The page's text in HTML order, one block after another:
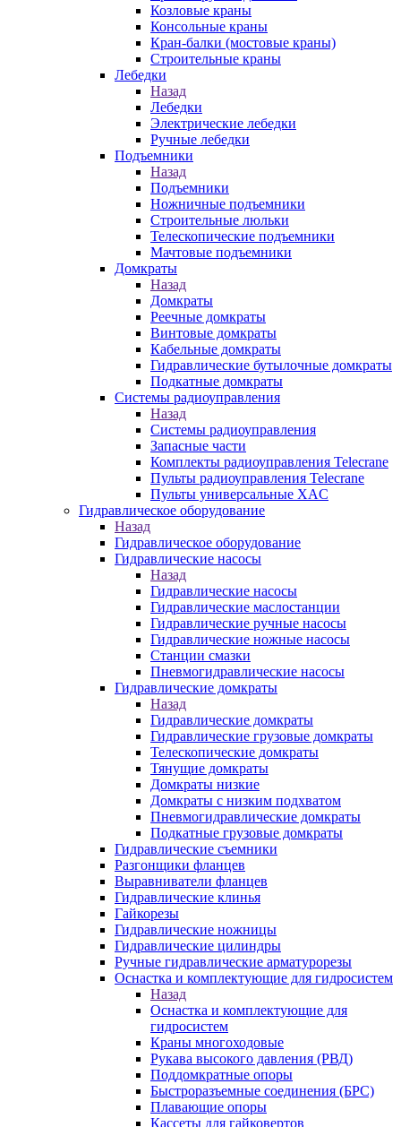
Козловые краны
Консольные краны
Кран-балки (мостовые краны)
Строительные краны
Лебедки
Назад
Лебедки
Электрические лебедки
Ручные лебедки
Подъемники
Назад
Подъемники
Ножничные подъемники
Строительные люльки
Телескопические подъемники
Мачтовые подъемники
Домкраты
Назад
Домкраты
Реечные домкраты
Винтовые домкраты
Кабельные домкраты
Гидравлические бутылочные домкраты
Подкатные домкраты
Системы радиоуправления
Назад
Системы радиоуправления
Запасные части
Комплекты радиоуправления Telecrane
Пульты радиоуправления Telecrane
Пульты универсальные XAC
Гидравлическое оборудование
Назад
Гидравлическое оборудование
Гидравлические насосы
Назад
Гидравлические насосы
Гидравлические маслостанции
Гидравлические ручные насосы
Гидравлические ножные насосы
Станции смазки
Пневмогидравлические насосы
Гидравлические домкраты
Назад
Гидравлические домкраты
Гидравлические грузовые домкраты
Телескопические домкраты
Тянущие домкраты
Домкраты низкие
Домкраты с низким подхватом
Пневмогидравлические домкраты
Подкатные грузовые домкраты
Гидравлические съемники
Разгонщики фланцев
Выравниватели фланцев
Гидравлические клинья
Гайкорезы
Гидравлические ножницы
Гидравлические цилиндры
Ручные гидравлические арматурорезы
Оснастка и комплектующие для гидросистем
Назад
Оснастка и комплектующие для
гидросистем
Краны многоходовые
Рукава высокого давления (РВД)
Поддомкратные опоры
Быстроразъемные соединения (БРС)
Плавающие опоры
Кассеты для гайковертов